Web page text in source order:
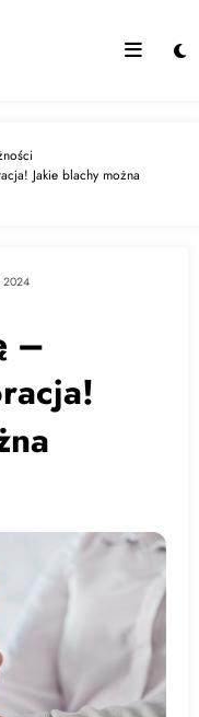
Jakie blachy można
2024
–